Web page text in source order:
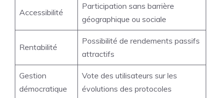
Accessibilité
Participation sans barrière
géographique ou sociale
Rentabilité
Possibilité de rendements passifs
attractifs
Gestion
démocratique
Vote des utilisateurs sur les
évolutions des protocoles